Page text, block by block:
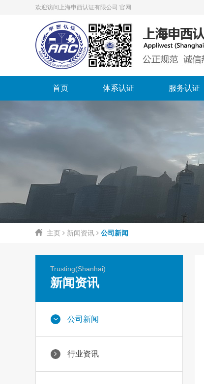
欢迎访问上海申西认证有限公司 官网
首页 体系认证 服务认证
主页 新闻资讯 公司新闻
Trusting(Shanhai)
新闻资讯
公司新闻
行业资讯